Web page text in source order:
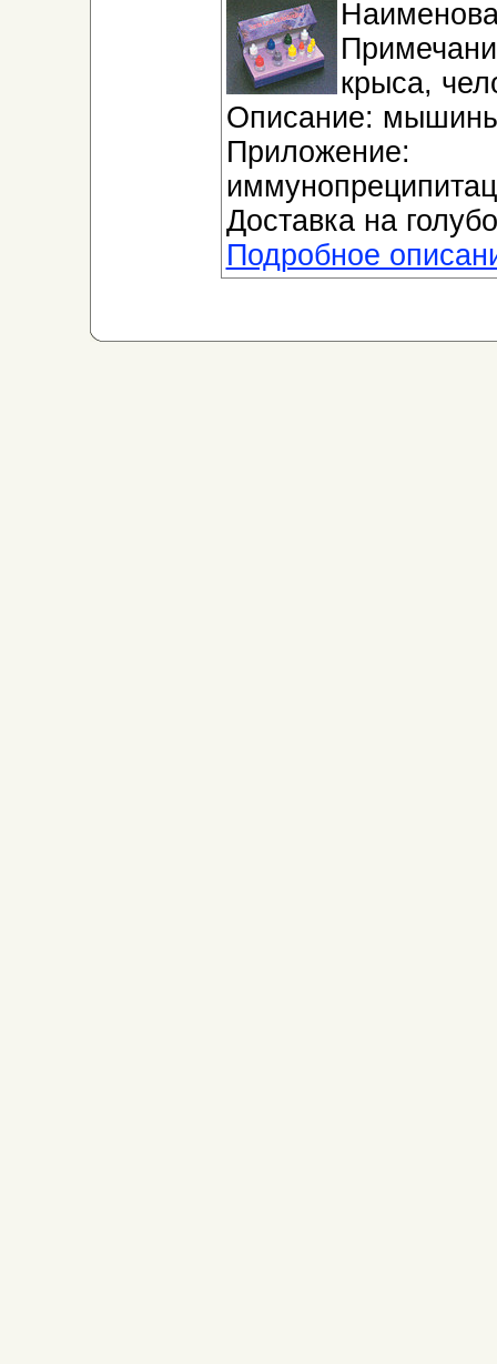
крыса,
Описание:
Доставка на
Подробное